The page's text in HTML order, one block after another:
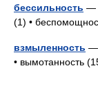
бессильность —
(1) •
взмыленность —
• вымотанность